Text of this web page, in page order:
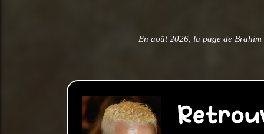
En août 2026, la page de